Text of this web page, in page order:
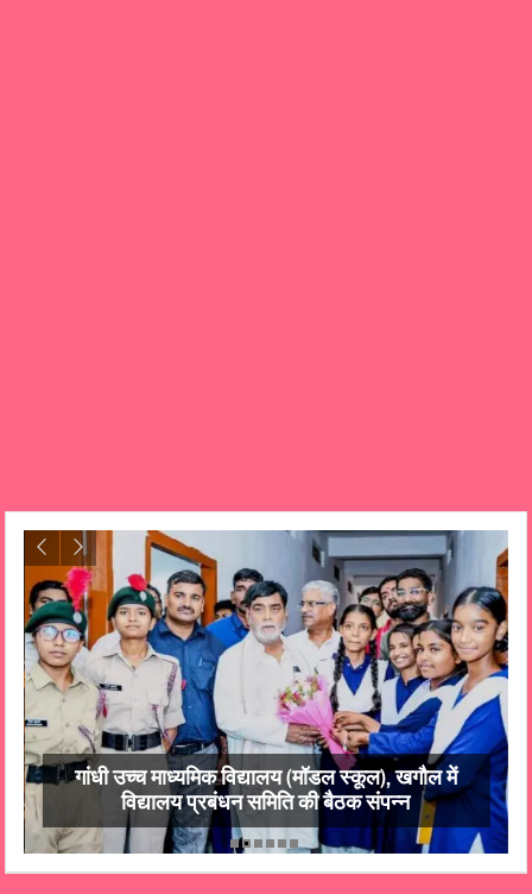
गांधी उच्च माध्यमिक विद्यालय (मॉडल स्कूल), खगौल में
विद्यालय प्रबंधन समिति की बैठक संपन्न